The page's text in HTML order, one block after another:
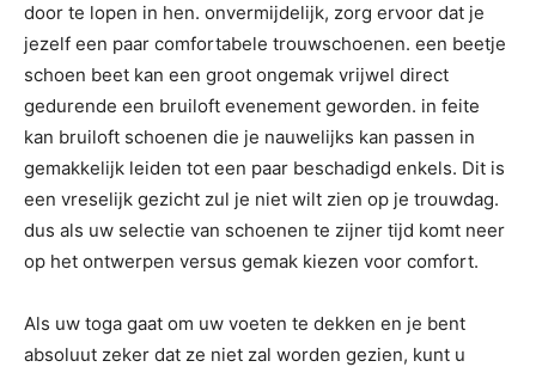
door te lopen in hen. onvermijdelijk, zorg ervoor dat je
jezelf een paar comfortabele trouwschoenen. een beetje
schoen beet kan een groot ongemak vrijwel direct
gedurende een bruiloft evenement geworden. in feite
kan bruiloft schoenen die je nauwelijks kan passen in
gemakkelijk leiden tot een paar beschadigd enkels. Dit is
een vreselijk gezicht zul je niet wilt zien op je trouwdag.
dus als uw selectie van schoenen te zijner tijd komt neer
op het ontwerpen versus gemak kiezen voor comfort.
Als uw toga gaat om uw voeten te dekken en je bent
absoluut zeker dat ze niet zal worden gezien, kunt u